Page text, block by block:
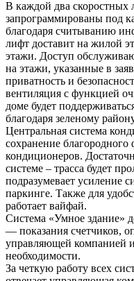
В каждой два скоростных
запрограммированы под
благодаря считыванию
лифт доставит на жилой
этажи. Доступ
на этажи, указанные в
приватность и
вентиляция с функцией
доме будет
благодаря зеленому
Центральная система
сохранение
кондиционеров.
системе – трасса будет
подразумевает усиление
паркинге. Также для
работает вайфай.
Система «Умное здание»
— показания счетчиков,
управляющей компанией
необходимости.
За четкую работу всех